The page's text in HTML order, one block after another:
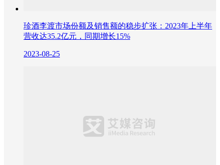
珍酒李渡市场份额及销售额的稳步扩张：2023年上半年
营收达35.2亿元，同期增长15%
2023-08-25